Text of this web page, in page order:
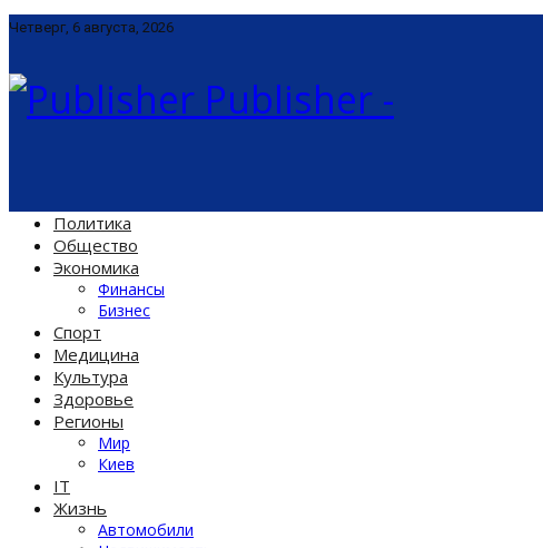
Четверг, 6 августа, 2026
Publisher -
Политика
Общество
Экономика
Финансы
Бизнес
Спорт
Медицина
Культура
Здоровье
Регионы
Мир
Киев
IT
Жизнь
Автомобили